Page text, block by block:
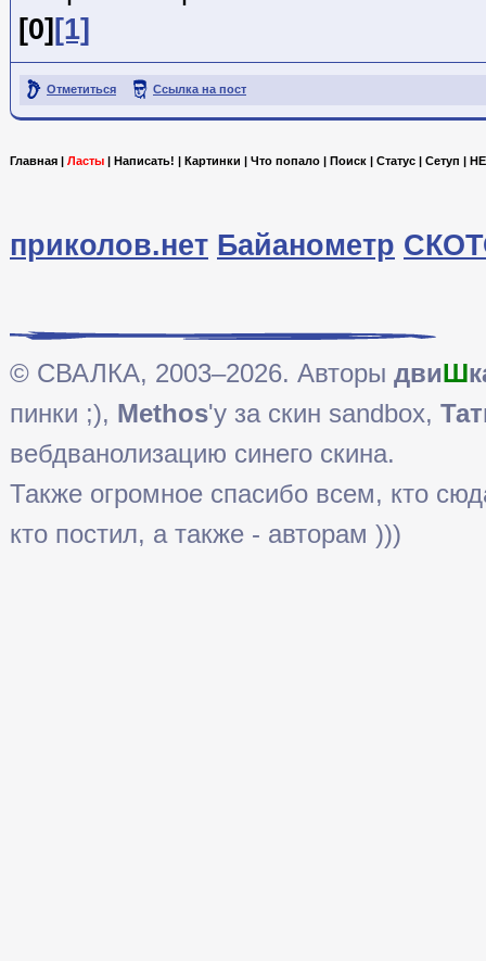
[0] [1]
Отметиться Ссылка на пост
Главная | Ласты | Написать! | Картинки | Что попало | Поиск | Статус | Сетуп |
приколов.нет Байанометр
© СВАЛКА, 2003–2026. Авторы двиШ
пинки ;), Methos'у за скин sandbox,
вебдванолизацию синего скина.
Также огромное спасибо всем, кто
кто постил, а также - авторам )))